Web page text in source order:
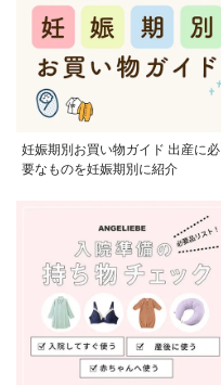
妊娠期別お買い物ガイド 出産に必
要なものを妊娠期別に紹介